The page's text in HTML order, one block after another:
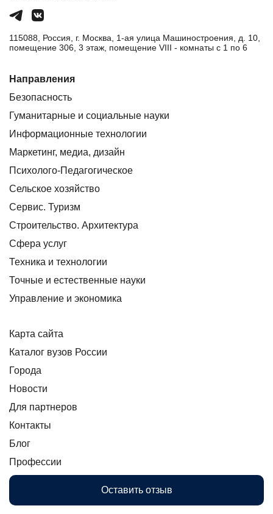
115088, Россия, г. Москва, 1-ая улица Машиностроения, д. 10,
помещение 306, 3 этаж, помещение VIII - комнаты с 1 по 6
Направления
Безопасность
Гуманитарные и социальные науки
Информационные технологии
Маркетинг, медиа, дизайн
Психолого-Педагогическое
Сельское хозяйство
Сервис. Туризм
Строительство. Архитектура
Сфера услуг
Техника и технологии
Точные и естественные науки
Управление и экономика
Карта сайта
Каталог вузов России
Города
Новости
Для партнеров
Контакты
Блог
Профессии
Оставить отзыв